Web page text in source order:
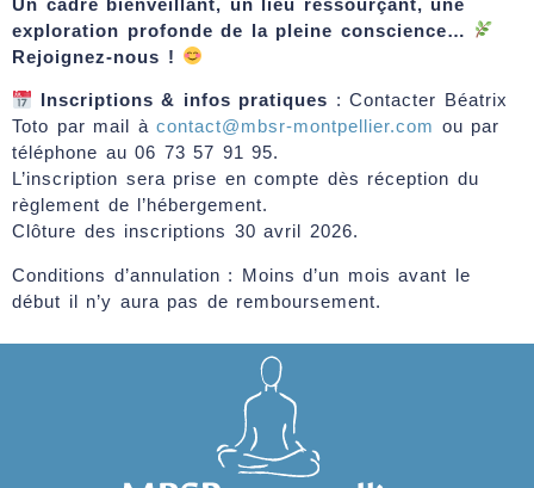
Un cadre bienveillant, un lieu ressourçant, une
exploration profonde de la pleine conscience…
Rejoignez-nous !
Inscriptions & infos pratiques : Contacter Béatrix
Toto par mail à contact@mbsr-montpellier.com ou par
téléphone au 06 73 57 91 95.
L’inscription sera prise en compte dès réception du
règlement de l’hébergement.
Clôture des inscriptions 30 avril 2026.
Conditions d’annulation : Moins d’un mois avant le
début il n’y aura pas de remboursement.